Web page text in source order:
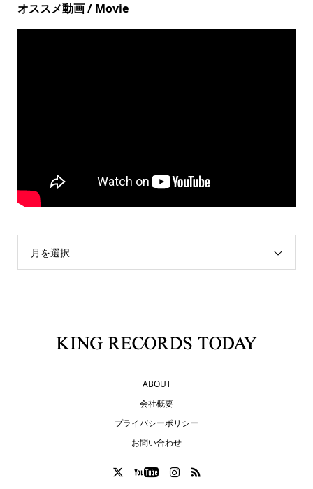
オススメ動画 / Movie
月を選択
ABOUT
会社概要
プライバシーポリシー
お問い合わせ